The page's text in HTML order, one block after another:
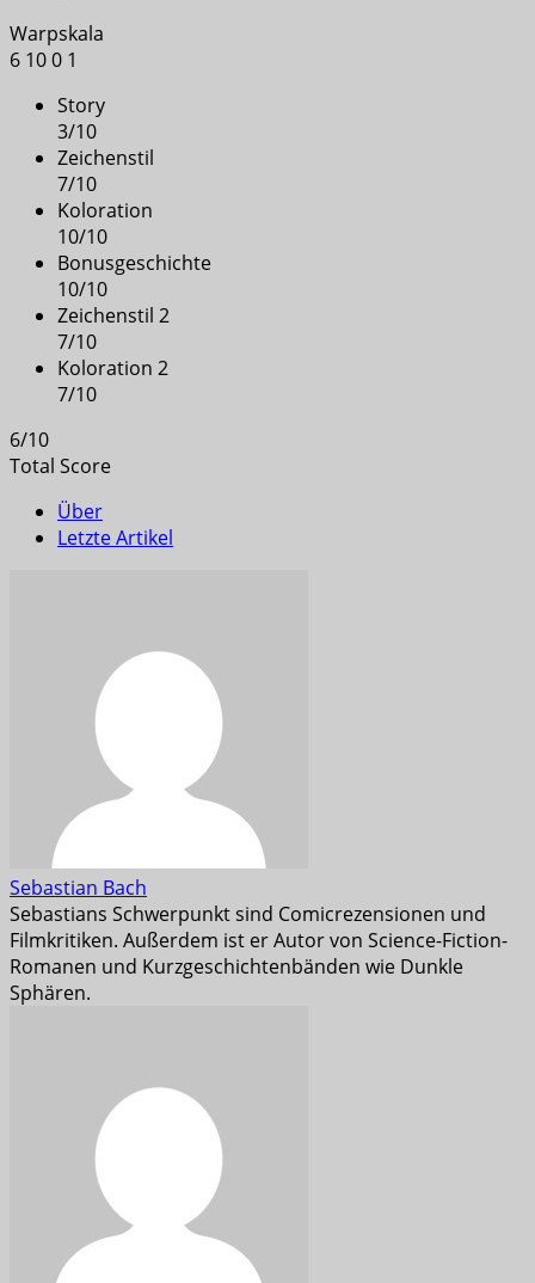
Warpskala
6 100 1
Story
3/10
Zeichenstil
7/10
Koloration
10/10
Bonusgeschichte
10/10
Zeichenstil 2
7/10
Koloration 2
7/10
6/10
Total Score
Über
Letzte Artikel
Sebastian Bach
Sebastians Schwerpunkt sind Comicrezensionen und
Filmkritiken. Außerdem ist er Autor von Science-Fiction-
Romanen und Kurzgeschichtenbänden wie Dunkle
Sphären.